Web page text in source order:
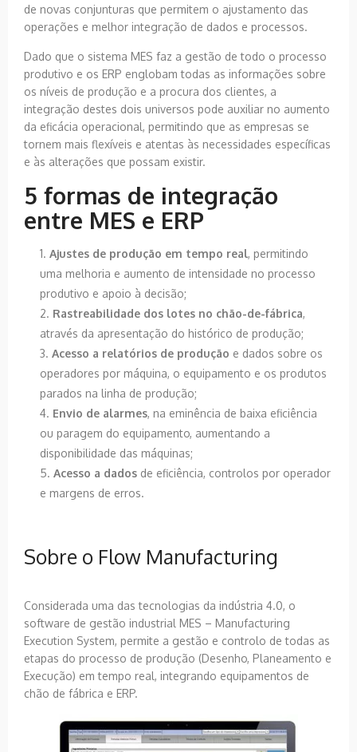
de novas conjunturas que permitem o ajustamento das
operações e melhor integração de dados e processos.
Dado que o sistema MES faz a gestão de todo o processo
produtivo e os ERP englobam todas as informações sobre
os níveis de produção e a procura dos clientes, a
integração destes dois universos pode auxiliar no aumento
da eficácia operacional, permitindo que as empresas se
tornem mais flexíveis e atentas às necessidades específicas
e às alterações que possam existir.
5 formas de integração
entre MES e ERP
Ajustes de produção em tempo real, permitindo
uma melhoria e aumento de intensidade no processo
produtivo e apoio à decisão;
Rastreabilidade dos lotes no chão-de-fábrica,
através da apresentação do histórico de produção;
Acesso a relatórios de produção e dados sobre os
operadores por máquina, o equipamento e os produtos
parados na linha de produção;
Envio de alarmes, na eminência de baixa eficiência
ou paragem do equipamento, aumentando a
disponibilidade das máquinas;
Acesso a dados de eficiência, controlos por operador
e margens de erros.
Sobre o Flow Manufacturing
Considerada uma das tecnologias da indústria 4.0, o
software de gestão industrial MES – Manufacturing
Execution System, permite a gestão e controlo de todas as
etapas do processo de produção (Desenho, Planeamento e
Execução) em tempo real, integrando equipamentos de
chão de fábrica e ERP.